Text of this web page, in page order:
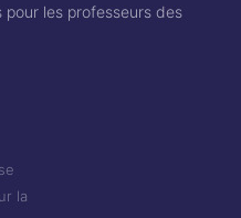
pour les professeurs des
la